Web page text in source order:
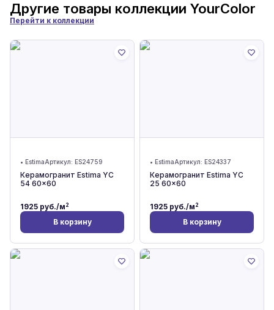
Другие товары коллекции YourColor
Перейти к коллекции
• EstimaАртикул: ES24759
Керамогранит Estima YC
54 60x60
1925 руб./м2
В корзину
• EstimaАртикул: ES24337
Керамогранит Estima YC
25 60x60
1925 руб./м2
В корзину